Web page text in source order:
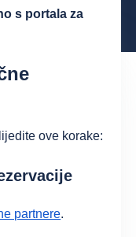
s portala za
ove korake:
partnere.